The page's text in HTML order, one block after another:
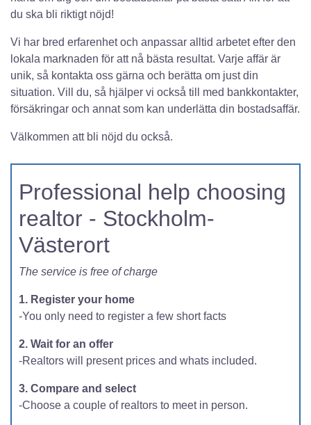
du ska bli riktigt nöjd!
Vi har bred erfarenhet och anpassar alltid arbetet efter den
lokala marknaden för att nå bästa resultat. Varje affär är
unik, så kontakta oss gärna och berätta om just din
situation. Vill du, så hjälper vi också till med bankkontakter,
försäkringar och annat som kan underlätta din bostadsaffär.
Välkommen att bli nöjd du också.
Professional help choosing
realtor - Stockholm-
Västerort
The service is free of charge
1. Register your home
-You only need to register a few short facts
2. Wait for an offer
-Realtors will present prices and whats included.
3. Compare and select
-Choose a couple of realtors to meet in person.